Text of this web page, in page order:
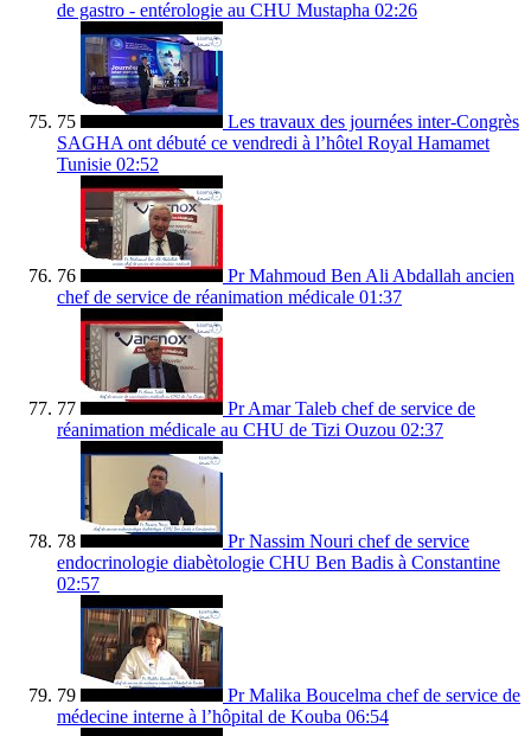
de gastro - entérologie au CHU Mustapha 02:26
75
Les travaux des journées inter-Congrès
SAGHA ont débuté ce vendredi à l’hôtel Royal Hamamet
Tunisie 02:52
76
Pr Mahmoud Ben Ali Abdallah ancien
chef de service de réanimation médicale 01:37
77
Pr Amar Taleb chef de service de
réanimation médicale au CHU de Tizi Ouzou 02:37
78
Pr Nassim Nouri chef de service
endocrinologie diabètologie CHU Ben Badis à Constantine
02:57
79
Pr Malika Boucelma chef de service de
médecine interne à l’hôpital de Kouba 06:54